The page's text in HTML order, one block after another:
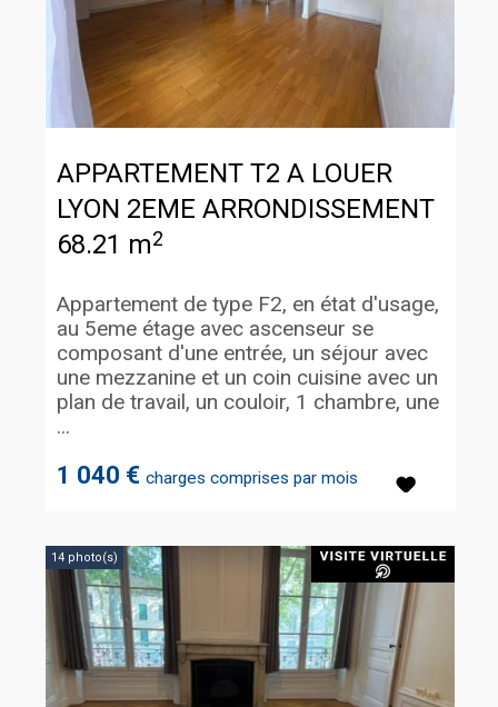
APPARTEMENT T2 A LOUER
LYON 2EME ARRONDISSEMENT
68.21 m2
1 040 € charges comprises par mois
Appartement de type F2, en état d'usage,
au 5eme étage avec ascenseur se
composant d'une entrée, un séjour avec
une mezzanine et un coin cuisine avec un
plan de travail, un couloir, 1 chambre, une
...
14 photo(s)